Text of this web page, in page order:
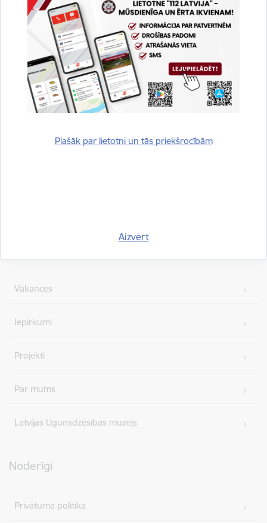
Plašāk par lietotni un tās priekšrocībām
Aizvērt
Sniegt atsauksmi
Esi pirmais, kurš uzzina!
Vakances
Iepirkumi
Projekti
Par mums
Latvijas Ugunsdzēsības muzejs
Noderīgi
Privātuma politika